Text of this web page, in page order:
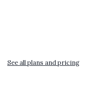
See all plans and pricing